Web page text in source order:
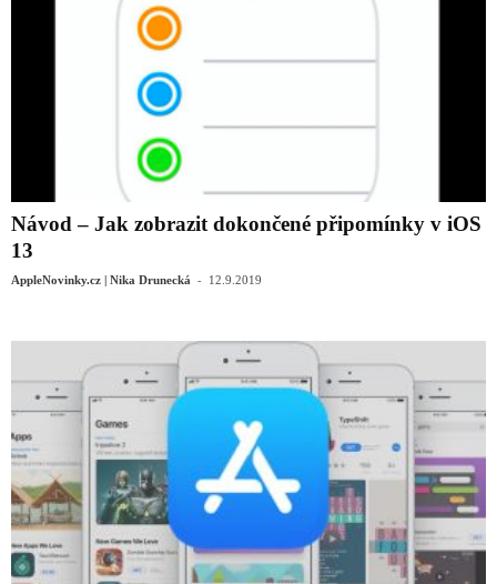
Návod – Jak zobrazit dokončené připomínky v iOS
13
AppleNovinky.cz | Nika Drunecká - 12.9.2019